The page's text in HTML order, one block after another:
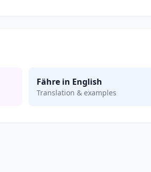
Fähre in English
Translation & examples